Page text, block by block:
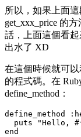
所以，如果上面
get_xxx_price 的方
話，上面這個看
出水了 XD
在這個時候就可
的程式碼。在
define_method ：
define_method
puts "Hello,
end